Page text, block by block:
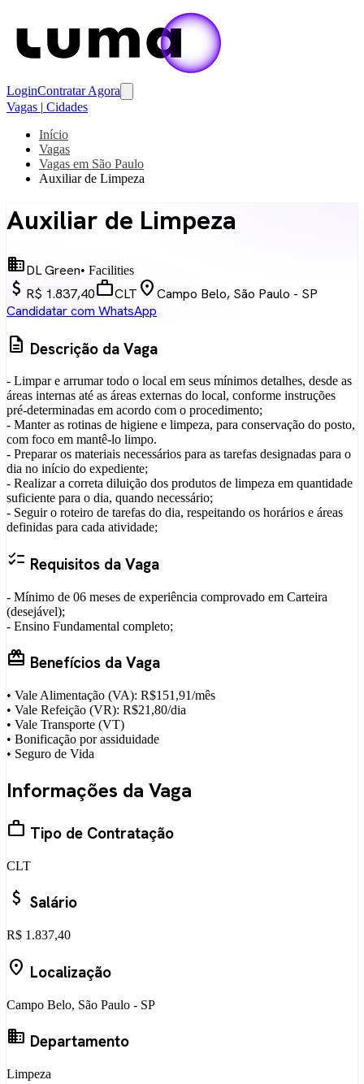
LoginContratar Agora
Vagas | Cidades
Início
Vagas
Vagas em São Paulo
Auxiliar de Limpeza
Auxiliar de Limpeza
businessDL Green• Facilities
attach_money R$ 1.837,40workCLT location_onCampo Belo, São Paulo - SP
Candidatar com WhatsApp
description Descrição da Vaga
- Limpar e arrumar todo o local em seus mínimos detalhes, desde as
áreas internas até as áreas externas do local, conforme instruções
pré-determinadas em acordo com o procedimento;
- Manter as rotinas de higiene e limpeza, para conservação do posto,
com foco em mantê-lo limpo.
- Preparar os materiais necessários para as tarefas designadas para o
dia no início do expediente;
- Realizar a correta diluição dos produtos de limpeza em quantidade
suficiente para o dia, quando necessário;
- Seguir o roteiro de tarefas do dia, respeitando os horários e áreas
definidas para cada atividade;
checklist Requisitos da Vaga
- Mínimo de 06 meses de experiência comprovado em Carteira
(desejável);
- Ensino Fundamental completo;
card_giftcard Benefícios da Vaga
• Vale Alimentação (VA): R$151,91/mês
• Vale Refeição (VR): R$21,80/dia
• Vale Transporte (VT)
• Bonificação por assiduidade
• Seguro de Vida
Informações da Vaga
work Tipo de Contratação
CLT
attach_money Salário
R$ 1.837,40
location_on Localização
Campo Belo, São Paulo - SP
business Departamento
Limpeza